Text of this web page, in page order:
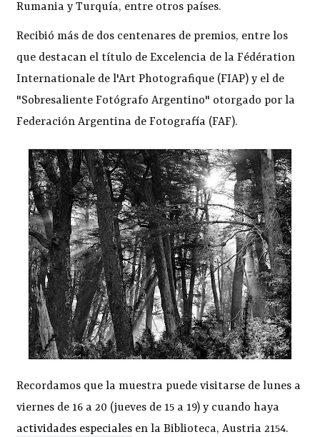
Rumania y Turquía, entre otros países.
Recibió más de dos centenares de premios, entre los
que destacan el título de Excelencia de la Fédération
Internationale de l'Art Photografique (FIAP) y el de
"Sobresaliente Fotógrafo Argentino" otorgado por la
Federación Argentina de Fotografía (FAF).
Recordamos que la muestra puede visitarse de lunes a
viernes de 16 a 20 (jueves de 15 a 19) y cuando haya
actividades especiales en la Biblioteca, Austria 2154.